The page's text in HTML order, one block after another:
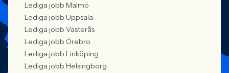
Lediga jobb Malmö
Lediga jobb Uppsala
Lediga jobb Västerås
Lediga jobb Örebro
Lediga jobb Linköping
Lediga jobb Helsingborg